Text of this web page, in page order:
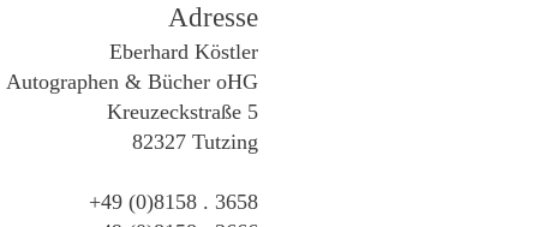
Adresse
Eberhard Köstler
Autographen & Bücher oHG
Kreuzeckstraße 5
82327 Tutzing
+49 (0)8158 . 3658